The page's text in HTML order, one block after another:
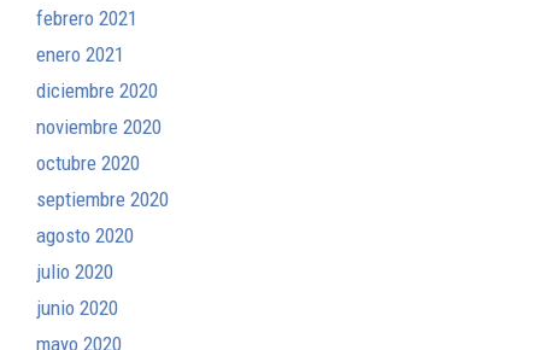
febrero 2021
enero 2021
diciembre 2020
noviembre 2020
octubre 2020
septiembre 2020
agosto 2020
julio 2020
junio 2020
mayo 2020